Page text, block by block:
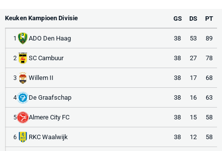
Keuken Kampioen Divisie GS DS PT
1 ADO Den Haag 38 53 89
2 SC Cambuur 38 27 78
3 Willem II 38 17 68
4 De Graafschap 38 16 63
5 Almere City FC 38 15 58
6 RKC Waalwijk 38 12 58